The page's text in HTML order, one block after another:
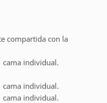
compartida con la
cama individual.
cama individual.
cama individual.